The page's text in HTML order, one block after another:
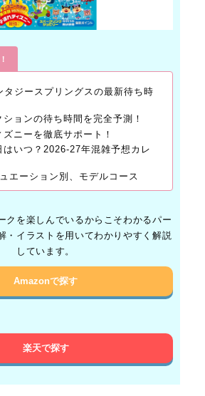
タジースプリングスの最新待ち時
ョンの待ち時間を完全予測！
ニーを徹底サポート！
はいつ？2026-27年混雑予想カレ
エーション別、モデルコース
クを楽しんでいるからこそわかるパー
・イラストを用いてわかりやすく解説
しています。
Amazonで探す
楽天で探す